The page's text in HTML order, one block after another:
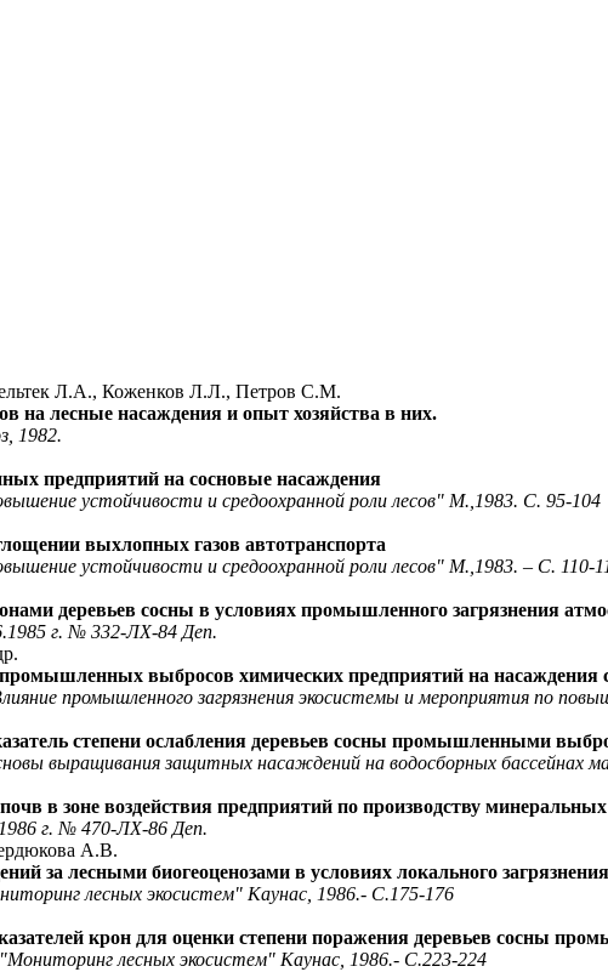
Л.А., Коженков Л.Л., Петров С.М.
лесные насаждения и опыт хозяйства в них.
1982.
предприятий на сосновые насаждения
устойчивости и средоохранной роли лесов" М.,1983. С. 95-104
выхлопных газов автотранспорта
устойчивости и средоохранной роли лесов" М.,1983. – С. 110-
деревьев сосны в условиях промышленного загрязнения
г. № 332-ЛХ-84 Деп.
выбросов химических предприятий на насаждения
промышленного загрязнения экосистемы и мероприятия по
степени ослабления деревьев сосны промышленными
выращивания защитных насаждений на водосборных бассейнах
в зоне воздействия предприятий по производству
г. № 470-ЛХ-86 Деп.
А.В.
за лесными биогеоценозами в условиях локального
лесных экосистем" Каунас, 1986.- С.175-176
крон для оценки степени поражения деревьев сосны
"Мониторинг лесных экосистем" Каунас, 1986.- С.223-224